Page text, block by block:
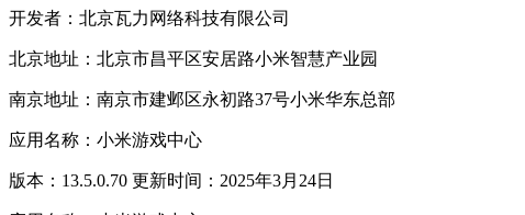
开发者：北京瓦力网络科技有限公司
北京地址：北京市昌平区安居路小米智慧产业园
南京地址：南京市建邺区永初路37号小米华东总部
应用名称：小米游戏中心
版本：13.5.0.70 更新时间：2025年3月24日